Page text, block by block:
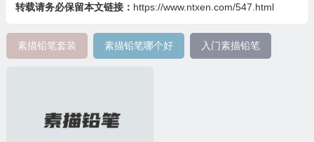
转载请务必保留本文链接： https://www.ntxen.com/547.html
素描铅笔套装 素描铅笔哪个好 入门素描铅笔